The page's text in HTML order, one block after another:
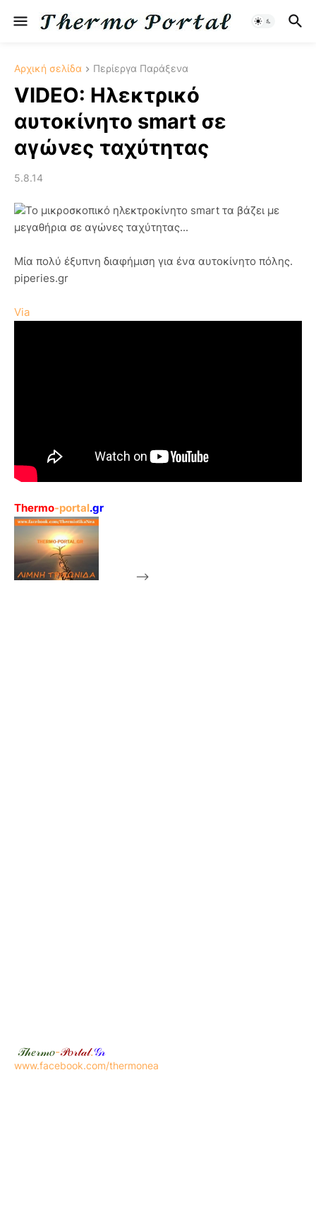
Αρχική σελίδα Περίεργα Παράξενα
VIDEO: Ηλεκτρικό
αυτοκίνητο smart σε
αγώνες ταχύτητας
5.8.14
Το μικροσκοπικό ηλεκτροκίνητο smart τα βάζει με
μεγαθήρια σε αγώνες ταχύτητας...
Μία πολύ έξυπνη διαφήμιση για ένα αυτοκίνητο πόλης.
piperies.gr
Via
Thermo-portal.gr
-->
𝒯𝒽𝑒𝓇𝓂𝑜-𝒫𝑜𝓇𝓉𝒶𝓁.𝒢𝓇
www.facebook.com/thermonea